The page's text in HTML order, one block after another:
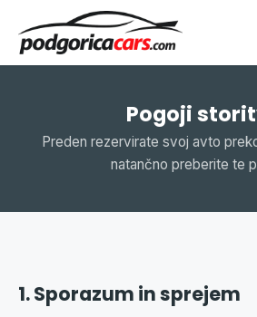
Pogoji
Preden rezervirate svoj avto
natančno preberite te
1. Sporazum in sprejem